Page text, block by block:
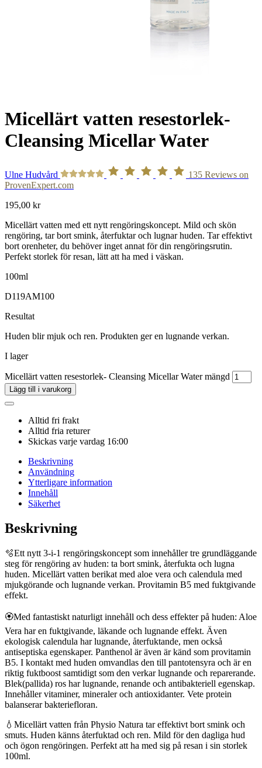
Micellärt vatten resestorlek-
Cleansing Micellar Water
Ulne Hudvård 135 Reviews on
ProvenExpert.com
195,00 kr
Micellärt vatten med ett nytt rengöringskoncept. Mild och skön
rengöring, tar bort smink, återfuktar och lugnar huden. Tar effektivt
bort orenheter, du behöver inget annat för din rengöringsrutin.
Perfekt storlek för resan, lätt att ha med i väskan.
100ml
D119AM100
Resultat
Huden blir mjuk och ren. Produkten ger en lugnande verkan.
I lager
Micellärt vatten resestorlek- Cleansing Micellar Water mängd
Lägg till i varukorg
Alltid fri frakt
Alltid fria returer
Skickas varje vardag 16:00
Beskrivning
Användning
Ytterligare information
Innehåll
Säkerhet
Beskrivning
🫧Ett nytt 3-i-1 rengöringskoncept som innehåller tre grundläggande
steg för rengöring av huden: ta bort smink, återfukta och lugna
huden. Micellärt vatten berikat med aloe vera och calendula med
mjukgörande och lugnande verkan. Provitamin B5 med fuktgivande
effekt.
🏵️Med fantastiskt naturligt innehåll och dess effekter på huden: Aloe
Vera har en fuktgivande, läkande och lugnande effekt. Även
ekologisk calendula har lugnande, återfuktande, men också
antiseptiska egenskaper. Panthenol är även är känd som provitamin
B5. I kontakt med huden omvandlas den till pantotensyra och är en
riktig fuktboost samtidigt som den verkar lugnande och reparerande.
Blek(pallida) ros har lugnande, renande och antibakteriell egenskap.
Innehåller vitaminer, mineraler och antioxidanter. Vete protein
balanserar bakteriefloran.
💧Micellärt vatten från Physio Natura tar effektivt bort smink och
smuts. Huden känns återfuktad och ren. Mild för den dagliga hud
och ögon rengöringen. Perfekt att ha med sig på resan i sin storlek
100ml.